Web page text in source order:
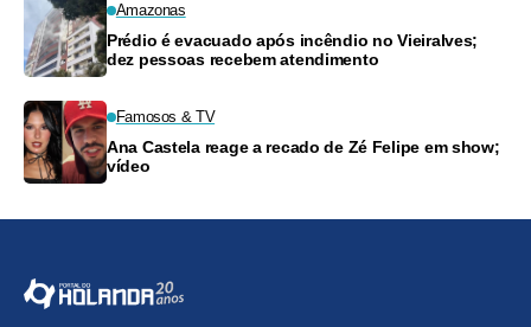
Amazonas
Prédio é evacuado após incêndio no Vieiralves;
dez pessoas recebem atendimento
Famosos & TV
Ana Castela reage a recado de Zé Felipe em show;
vídeo